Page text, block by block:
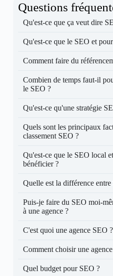
Questions
Qu'est-ce que ça veut dire
Qu'est-ce que le SEO et
Comment faire du
Combien de temps faut-il
le SEO ?
Qu'est-ce qu'une stratégie
Quels sont les principaux
classement SEO ?
Qu'est-ce que le SEO local
bénéficier ?
Quelle est la différence
Puis-je faire du SEO moi-
à une agence ?
C'est quoi une agence SEO ?
Comment choisir une
Quel budget pour SEO ?